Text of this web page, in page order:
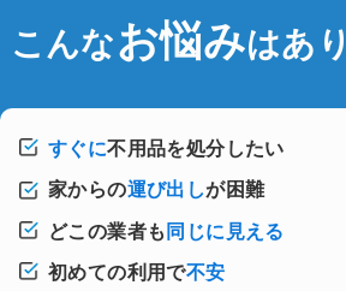
こんなお悩みはあ
すぐに不用品を処分したい
家からの運び出しが困難
どこの業者も同じに見える
初めての利用で不安